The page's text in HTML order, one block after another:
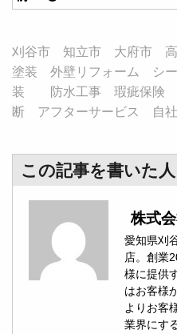
刈谷市 知立市 大府市
塗装 外壁リフォーム シ
装 防水工事 瑕疵保険
断 アフターサービス 自
この記事を書いた人
株式
愛知県刈
店。創業
様に提供
はお客様
よりお客
業界にす